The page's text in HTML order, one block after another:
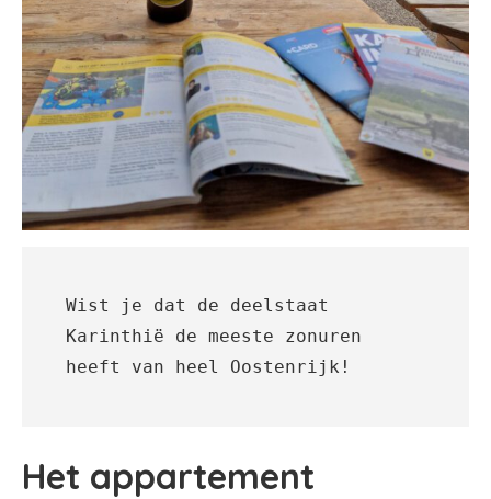
Wist je dat de deelstaat
Karinthië de meeste zonuren
heeft van heel Oostenrijk!
Het appartement